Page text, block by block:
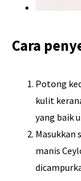
Cara
Potong
kulit
yang baik
Masukkan
manis